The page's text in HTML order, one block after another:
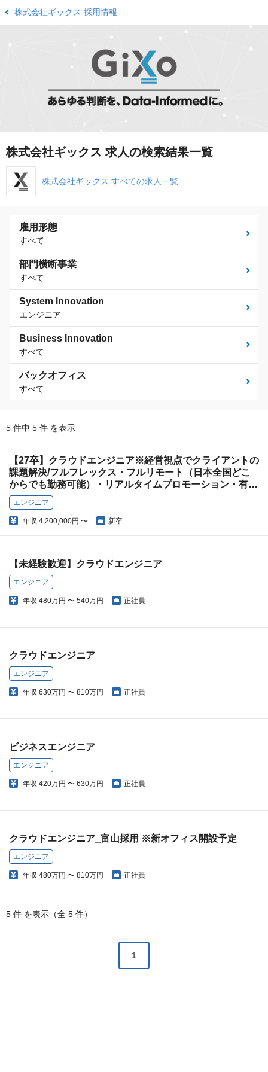
株式会社ギックス 採用情報
株式会社ギックス 求人の検索結果一覧
株式会社ギックス すべての求人一覧
雇用形態
すべて
部門横断事業
すべて
System Innovation
エンジニア
Business Innovation
すべて
バックオフィス
すべて
5 件中 5 件 を表示
【27卒】クラウドエンジニア※経営視点でクライアントの
課題解決/フルフレックス・フルリモート（日本全国どこ
からでも勤務可能）・リアルタイムプロモーション・有給
休暇の期限は付与から5年！
エンジニア
年収 4,200,000円 〜 新卒
【未経験歓迎】クラウドエンジニア
エンジニア
年収 480万円 〜 540万円 正社員
クラウドエンジニア
エンジニア
年収 630万円 〜 810万円 正社員
ビジネスエンジニア
エンジニア
年収 420万円 〜 630万円 正社員
クラウドエンジニア_富山採用 ※新オフィス開設予定
エンジニア
年収 480万円 〜 810万円 正社員
5 件 を表示（全 5 件）
1